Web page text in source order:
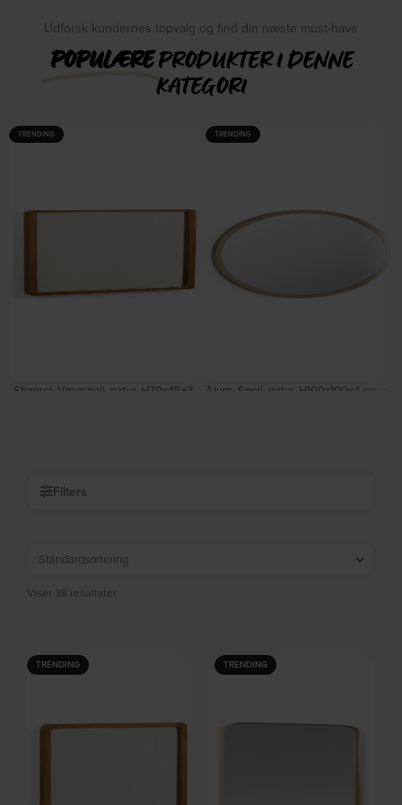
Udforsk kundernes topvalg og find din næste must-have
POPULÆREPRODUKTER I DENNE
KATEGORI
TRENDING
Shamel, Vægspejl, natur, H70x45x3
TRENDING
Alum, Spejl, natur, H100x100x4 cm by
Filters
Viser 38 resultater
TRENDING TRENDING